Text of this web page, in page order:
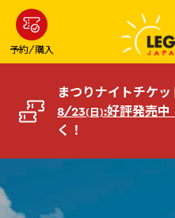
ン
コ
へ
予約/購入
まつりナイトチケ
8/23(日):好評発売中
く！